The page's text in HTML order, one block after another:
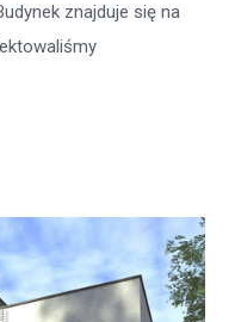
znajduje się na